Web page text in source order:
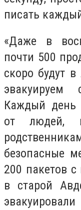
писать
«Даже в
почти 500
скоро будут
эвакуируем
Каждый день
от людей,
безопасные
200 пакетов
в старой